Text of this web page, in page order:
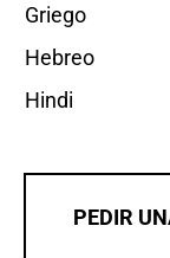
Griego
Hebreo
Hindi
PEDIR